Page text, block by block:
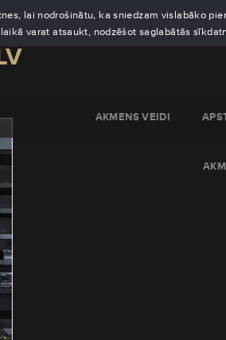
lai nodrošinātu, ka sniedzam vislabāko
varat atsaukt, nodzēšot saglabātās
AKMENS VEIDI